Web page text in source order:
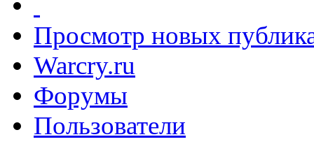
Просмотр новых
Warcry.ru
Форумы
Пользователи